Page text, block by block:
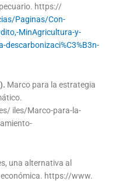
https://
Paginas/Con-
MinAgricultura-y-
descarbonizaci%C3%B3n-
Marco para la estrategia
iles/Marco-para-la-
una alternativa al
https://www.